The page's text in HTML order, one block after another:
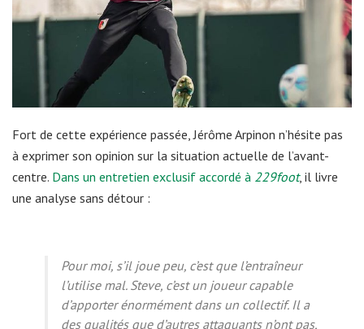
Fort de cette expérience passée, Jérôme Arpinon n’hésite pas
à exprimer son opinion sur la situation actuelle de l’avant-
centre. Dans un entretien exclusif accordé à 229foot, il livre
une analyse sans détour :
Pour moi, s’il joue peu, c’est que l’entraîneur
l’utilise mal. Steve, c’est un joueur capable
d’apporter énormément dans un collectif. Il a
des qualités que d’autres attaquants n’ont pas,